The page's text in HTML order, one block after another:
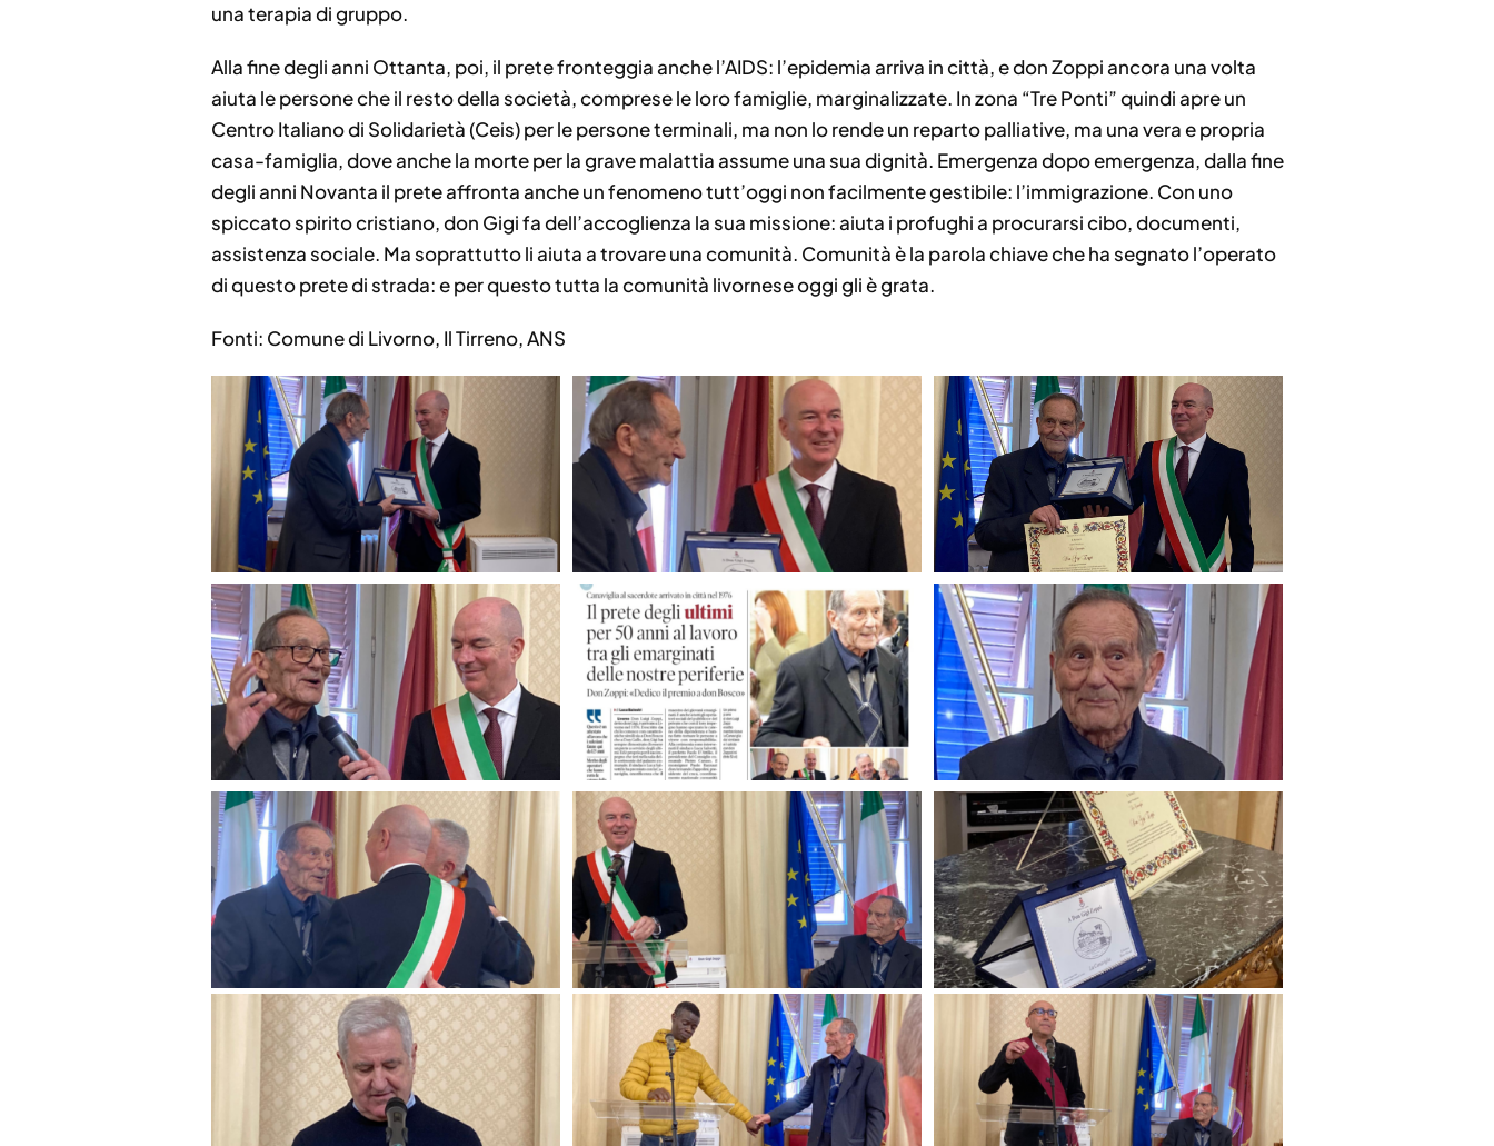
una terapia di gruppo.
Alla fine degli anni Ottanta, poi, il prete fronteggia anche l’AIDS: l’epidemia arriva in città, e don Zoppi ancora una volta
aiuta le persone che il resto della società, comprese le loro famiglie, marginalizzate. In zona “Tre Ponti” quindi apre un
Centro Italiano di Solidarietà (Ceis) per le persone terminali, ma non lo rende un reparto palliative, ma una vera e propria
casa-famiglia, dove anche la morte per la grave malattia assume una sua dignità. Emergenza dopo emergenza, dalla fine
degli anni Novanta il prete affronta anche un fenomeno tutt’oggi non facilmente gestibile: l’immigrazione. Con uno
spiccato spirito cristiano, don Gigi fa dell’accoglienza la sua missione: aiuta i profughi a procurarsi cibo, documenti,
assistenza sociale. Ma soprattutto li aiuta a trovare una comunità. Comunità è la parola chiave che ha segnato l’operato
di questo prete di strada: e per questo tutta la comunità livornese oggi gli è grata.
Fonti: Comune di Livorno, Il Tirreno, ANS